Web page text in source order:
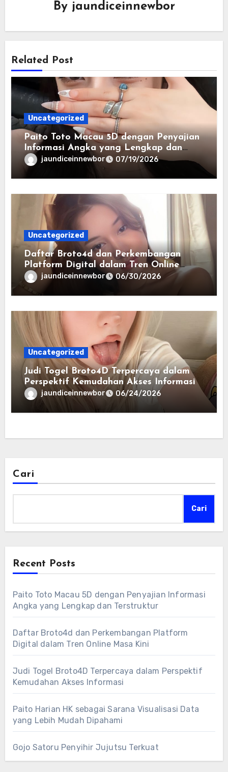
By jaundiceinnewbor
Related Post
Uncategorized
Paito Toto Macau 5D dengan Penyajian
Informasi Angka yang Lengkap dan
Terstruktur
jaundiceinnewbor 07/19/2026
Uncategorized
Daftar Broto4d dan Perkembangan
Platform Digital dalam Tren Online
Masa Kini
jaundiceinnewbor 06/30/2026
Uncategorized
Judi Togel Broto4D Terpercaya dalam
Perspektif Kemudahan Akses Informasi
jaundiceinnewbor 06/24/2026
Cari
Cari
Recent Posts
Paito Toto Macau 5D dengan Penyajian Informasi
Angka yang Lengkap dan Terstruktur
Daftar Broto4d dan Perkembangan Platform
Digital dalam Tren Online Masa Kini
Judi Togel Broto4D Terpercaya dalam Perspektif
Kemudahan Akses Informasi
Paito Harian HK sebagai Sarana Visualisasi Data
yang Lebih Mudah Dipahami
Gojo Satoru Penyihir Jujutsu Terkuat